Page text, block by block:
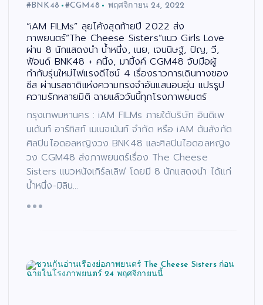
#BNK48 #CGM48​ พฤศจิกายน 24, 2022
“iAM FILMs” ลุยโค้งสุดท้ายปี 2022 ส่ง
ภาพยนตร์”The Cheese Sisters”แนว Girls Love
ผ่าน 8 นักแสดงนำ น้ำหนึ่ง, เนย, เจนนิษฐ์, ปัญ, วี,
ฟ้อนด์ BNK48 + คนิ้ง, มามิ้งค์ CGM48 จับมือผู้
กำกับรุ่นใหม่ไฟแรงดีไซน์ 4 เรื่องราวการเดินทางของ
ชีส ผ่านรสชาติแห่งความทรงจำอันแสนอบอุ่น แปรรูป
ความรักหลายมิติ ฉายแล้ววันนี้ทุกโรงภาพยนตร์
กรุงเทพมหานคร : iAM FILMs ภายใต้บริษัท อินดิเพ
นเด้นท์ อาร์ทิสท์ เมเนจเม้นท์ จำกัด หรือ iAM ต้นสังกัด
ศิลปินไอดอลหญิงวง BNK48 และศิลปินไอดอลหญิง
วง CGM48 ส่งภาพยนตร์เรื่อง The Cheese
Sisters แนวหนังเกิร์ลเลิฟ โดยมี 8 นักแสดงนำ ได้แก่
น้ำหนึ่ง-มิลิน…